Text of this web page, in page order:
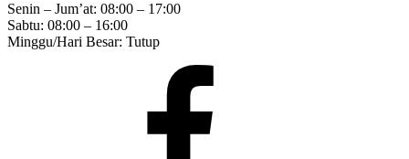
Alamat
WhatsApp: 089529115721. Telepon/HP: 085266316767. Email: